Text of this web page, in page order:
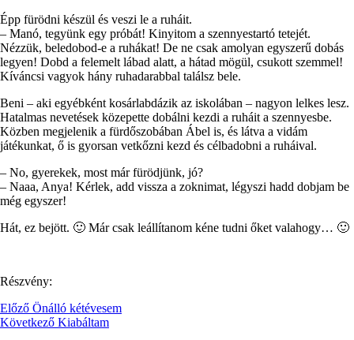
Épp fürödni készül és veszi le a ruháit.
– Manó, tegyünk egy próbát! Kinyitom a szennyestartó tetejét.
Nézzük, beledobod-e a ruhákat! De ne csak amolyan egyszerű dobás
legyen! Dobd a felemelt lábad alatt, a hátad mögül, csukott szemmel!
Kíváncsi vagyok hány ruhadarabbal találsz bele.
Beni – aki egyébként kosárlabdázik az iskolában – nagyon lelkes lesz.
Hatalmas nevetések közepette dobálni kezdi a ruháit a szennyesbe.
Közben megjelenik a fürdőszobában Ábel is, és látva a vidám
játékunkat, ő is gyorsan vetkőzni kezd és célbadobni a ruháival.
– No, gyerekek, most már fürödjünk, jó?
– Naaa, Anya! Kérlek, add vissza a zoknimat, légyszi hadd dobjam be
még egyszer!
Hát, ez bejött. 🙂 Már csak leállítanom kéne tudni őket valahogy… 🙂
Részvény:
Előző Önálló kétévesem
Következő Kiabáltam